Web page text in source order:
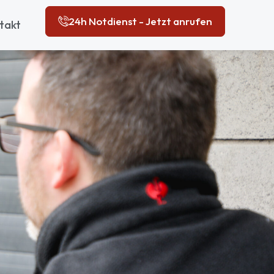
24h Notdienst - Jetzt anrufen